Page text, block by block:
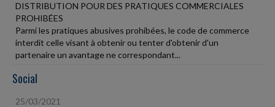
DISTRIBUTION POUR DES PRATIQUES COMMERCIALES
PROHIBÉES
Parmi les pratiques abusives prohibées, le code de commerce
interdit celle visant à obtenir ou tenter d'obtenir d'un
partenaire un avantage ne correspondant...
Social
25/03/2021